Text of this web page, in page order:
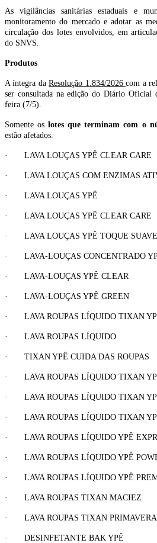
As vigilâncias sanitárias estaduais e
monitoramento do mercado e adotar as
circulação dos lotes envolvidos, em
do SNVS.
Produtos
A íntegra daResolução 1.834/2026com a
ser consultada na edição do Diário Oficial
feira (7/5).
Somente oslotes que terminam com o
estão afetados.
· LAVA LOUÇAS YPÊ CLEAR CARE
· LAVA LOUÇAS COM ENZIMAS
· LAVA LOUÇAS YPÊ
· LAVA LOUÇAS YPÊ CLEAR CARE
· LAVA LOUÇAS YPÊ TOQUE
· LAVA-LOUÇAS CONCENTRADO
· LAVA-LOUÇAS YPÊ CLEAR
· LAVA-LOUÇAS YPÊ GREEN
· LAVA ROUPAS LÍQUIDO TIXAN
· LAVA ROUPAS LÍQUIDO
· TIXAN YPÊ CUIDA DAS ROUPAS
· LAVA ROUPAS LÍQUIDO TIXAN
· LAVA ROUPAS LÍQUIDO TIXAN
· LAVA ROUPAS LÍQUIDO TIXAN
· LAVA ROUPAS LÍQUIDO YPÊ
· LAVA ROUPAS LÍQUIDO YPÊ
· LAVA ROUPAS LÍQUIDO YPÊ
· LAVA ROUPAS TIXAN MACIEZ
· LAVA ROUPAS TIXAN
· DESINFETANTE BAK YPÊ